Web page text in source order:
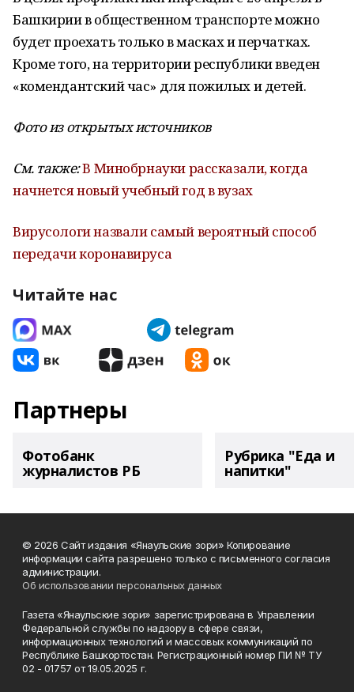
Башкирии в общественном транспорте можно
будет проехать только в масках и перчатках.
Кроме того, на территории республики введен
«комендантский час» для пожилых и детей.
Фото из открытых источников
См. также:В Минобрнауки рассказали, когда
начнется новый учебный год в вузах
Вирусологи назвали самый вероятный способ
передачи коронавируса
Читайте нас
Партнеры
Фотобанк
журналистов РБ
Рубрика "Еда и
напитки"
© 2026 Сайт издания «Янаульские зори» Копирование
информации сайта разрешено только с письменного согласия
администрации.
Об использовании персональных данных
Газета «Янаульские зори» зарегистрирована в Управлении
Федеральной службы по надзору в сфере связи,
информационных технологий и массовых коммуникаций по
Республике Башкортостан. Регистрационный номер ПИ № ТУ
02 - 01757 от 19.05.2025 г.